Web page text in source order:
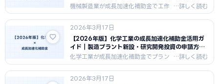
成長加速化補助金ナビ
機械製造業が成長加速化補助金で工作
機械導入・産業ロボット化・NC自動化
を進めるための申請戦略を解説。高額
機械装置費の計上方法と、機械製造業
で採択された事業計画の特徴を紹介し
ます。
2026年3月17日
【2026年版】化学工業の成長加速化補助金活用ガ
イド｜製造プラント新設・研究開発投資の申請方法
｜成長加速化補助金ナビ
化学工業が成長加速化補助金でプラン
ト新設・製造設備増強・研究開発施設
整備を行うための申請戦略を解説。化
学業界の高額投資案件での対象経費の
2026年3月17日